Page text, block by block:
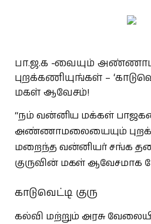
பா.ஜ.க -வையும்
புறக்கணியுங்கள் –
மகள் ஆவேசம்!
“நம் வன்னிய மக்கள்
அண்ணாமலையையும்
மறைந்த வன்னியர் சங்க
குருவின் மகள் ஆவேசமாக
காடுவெட்டி குரு
கல்வி மற்றும் அரசு